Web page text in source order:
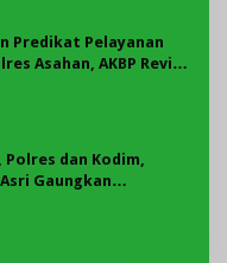
Predikat Pelayanan
Asahan, AKBP Revi
dan Kodim,
Gaungkan